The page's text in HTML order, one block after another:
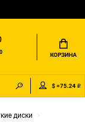
КОРЗИНА
$ =75.24 ₽
диски